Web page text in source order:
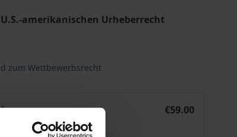
amerikanischen Urheberrecht
zum Wettbewerbsrecht
€59.00
978-3-7489-3819-4